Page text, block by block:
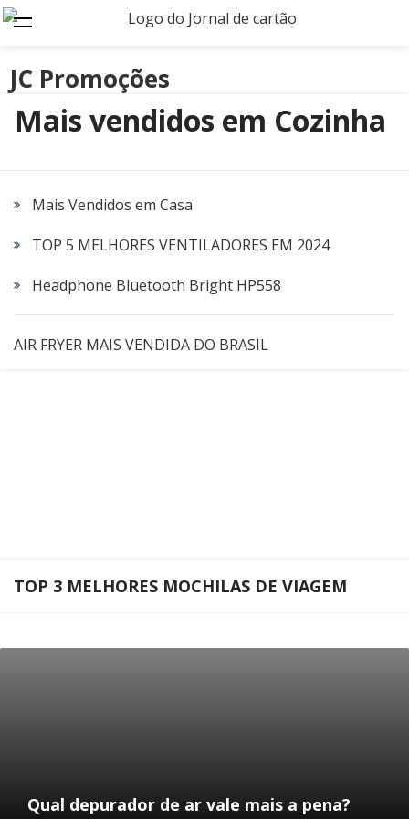
JC Promoções
Mais vendidos em Cozinha
Mais Vendidos em Casa
TOP 5 MELHORES VENTILADORES EM 2024
Headphone Bluetooth Bright HP558
AIR FRYER MAIS VENDIDA DO BRASIL
TOP 3 MELHORES MOCHILAS DE VIAGEM
Qual depurador de ar vale mais a pena?